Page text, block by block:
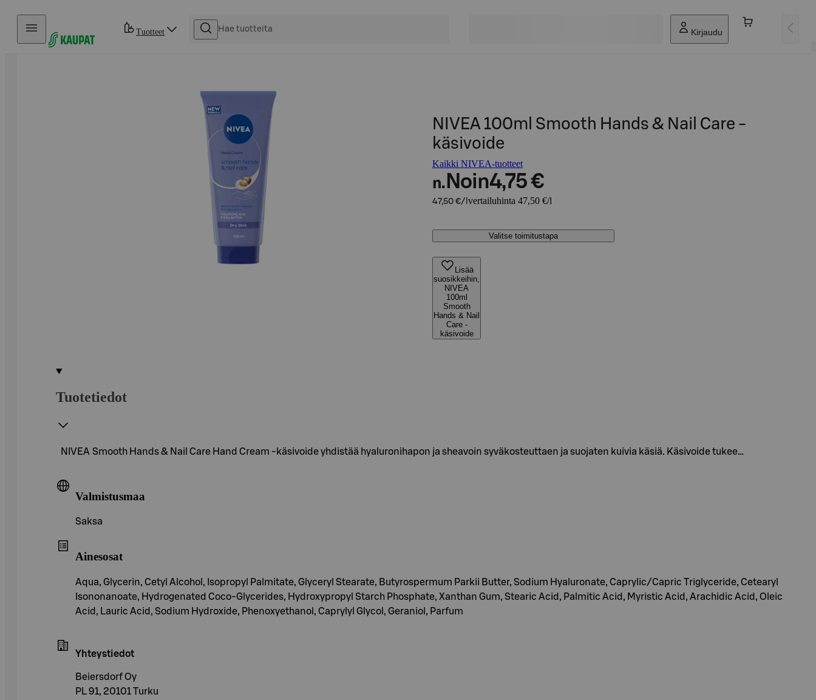
Hyppää sisältöön
Tuotteet Kirjaudu
NIVEA 100ml Smooth Hands & Nail Care -
käsivoide
Kaikki NIVEA-tuotteet
n. Noin4,75 €
47,50 €/l vertailuhinta 47,50 €/l
Valitse toimitustapa
Lisää
suosikkeihin,
NIVEA
100ml
Smooth
Hands & Nail
Care -
käsivoide
Tuotetiedot
NIVEA Smooth Hands & Nail Care Hand Cream -käsivoide yhdistää hyaluronihapon ja sheavoin syväkosteuttaen ja suojaten kuivia käsiä. Käsivoide tukee…
Valmistusmaa
Saksa
Ainesosat
Aqua, Glycerin, Cetyl Alcohol, Isopropyl Palmitate, Glyceryl Stearate, Butyrospermum Parkii Butter, Sodium Hyaluronate, Caprylic/Capric Triglyceride, Cetearyl
Isononanoate, Hydrogenated Coco-Glycerides, Hydroxypropyl Starch Phosphate, Xanthan Gum, Stearic Acid, Palmitic Acid, Myristic Acid, Arachidic Acid, Oleic
Acid, Lauric Acid, Sodium Hydroxide, Phenoxyethanol, Caprylyl Glycol, Geraniol, Parfum
Yhteystiedot
Beiersdorf Oy
PL 91, 20101 Turku